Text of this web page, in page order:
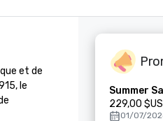
et de
le
Summer
229,00 $US
01/07/